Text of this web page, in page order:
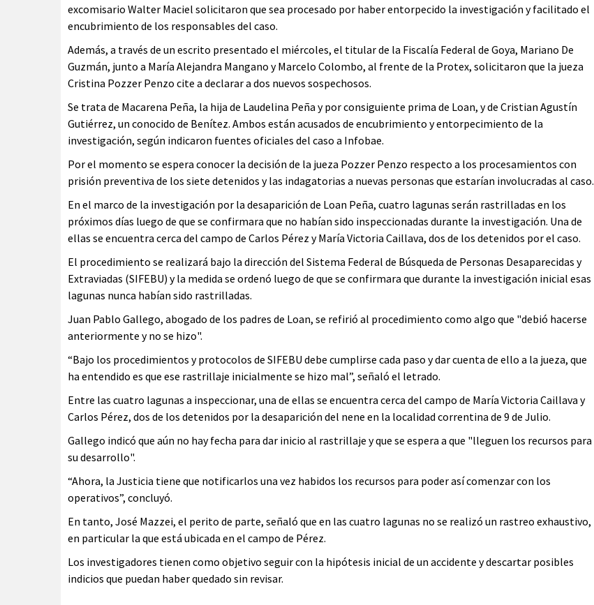
excomisario Walter Maciel solicitaron que sea procesado por haber entorpecido la investigación y facilitado el
encubrimiento de los responsables del caso.
Además, a través de un escrito presentado el miércoles, el titular de la Fiscalía Federal de Goya, Mariano De
Guzmán, junto a María Alejandra Mangano y Marcelo Colombo, al frente de la Protex, solicitaron que la jueza
Cristina Pozzer Penzo cite a declarar a dos nuevos sospechosos.
Se trata de Macarena Peña, la hija de Laudelina Peña y por consiguiente prima de Loan, y de Cristian Agustín
Gutiérrez, un conocido de Benítez. Ambos están acusados de encubrimiento y entorpecimiento de la
investigación, según indicaron fuentes oficiales del caso a Infobae.
Por el momento se espera conocer la decisión de la jueza Pozzer Penzo respecto a los procesamientos con
prisión preventiva de los siete detenidos y las indagatorias a nuevas personas que estarían involucradas al caso.
En el marco de la investigación por la desaparición de Loan Peña, cuatro lagunas serán rastrilladas en los
próximos días luego de que se confirmara que no habían sido inspeccionadas durante la investigación. Una de
ellas se encuentra cerca del campo de Carlos Pérez y María Victoria Caillava, dos de los detenidos por el caso.
El procedimiento se realizará bajo la dirección del Sistema Federal de Búsqueda de Personas Desaparecidas y
Extraviadas (SIFEBU) y la medida se ordenó luego de que se confirmara que durante la investigación inicial esas
lagunas nunca habían sido rastrilladas.
Juan Pablo Gallego, abogado de los padres de Loan, se refirió al procedimiento como algo que "debió hacerse
anteriormente y no se hizo".
“Bajo los procedimientos y protocolos de SIFEBU debe cumplirse cada paso y dar cuenta de ello a la jueza, que
ha entendido es que ese rastrillaje inicialmente se hizo mal”, señaló el letrado.
Entre las cuatro lagunas a inspeccionar, una de ellas se encuentra cerca del campo de María Victoria Caillava y
Carlos Pérez, dos de los detenidos por la desaparición del nene en la localidad correntina de 9 de Julio.
Gallego indicó que aún no hay fecha para dar inicio al rastrillaje y que se espera a que "lleguen los recursos para
su desarrollo".
“Ahora, la Justicia tiene que notificarlos una vez habidos los recursos para poder así comenzar con los
operativos”, concluyó.
En tanto, José Mazzei, el perito de parte, señaló que en las cuatro lagunas no se realizó un rastreo exhaustivo,
en particular la que está ubicada en el campo de Pérez.
Los investigadores tienen como objetivo seguir con la hipótesis inicial de un accidente y descartar posibles
indicios que puedan haber quedado sin revisar.